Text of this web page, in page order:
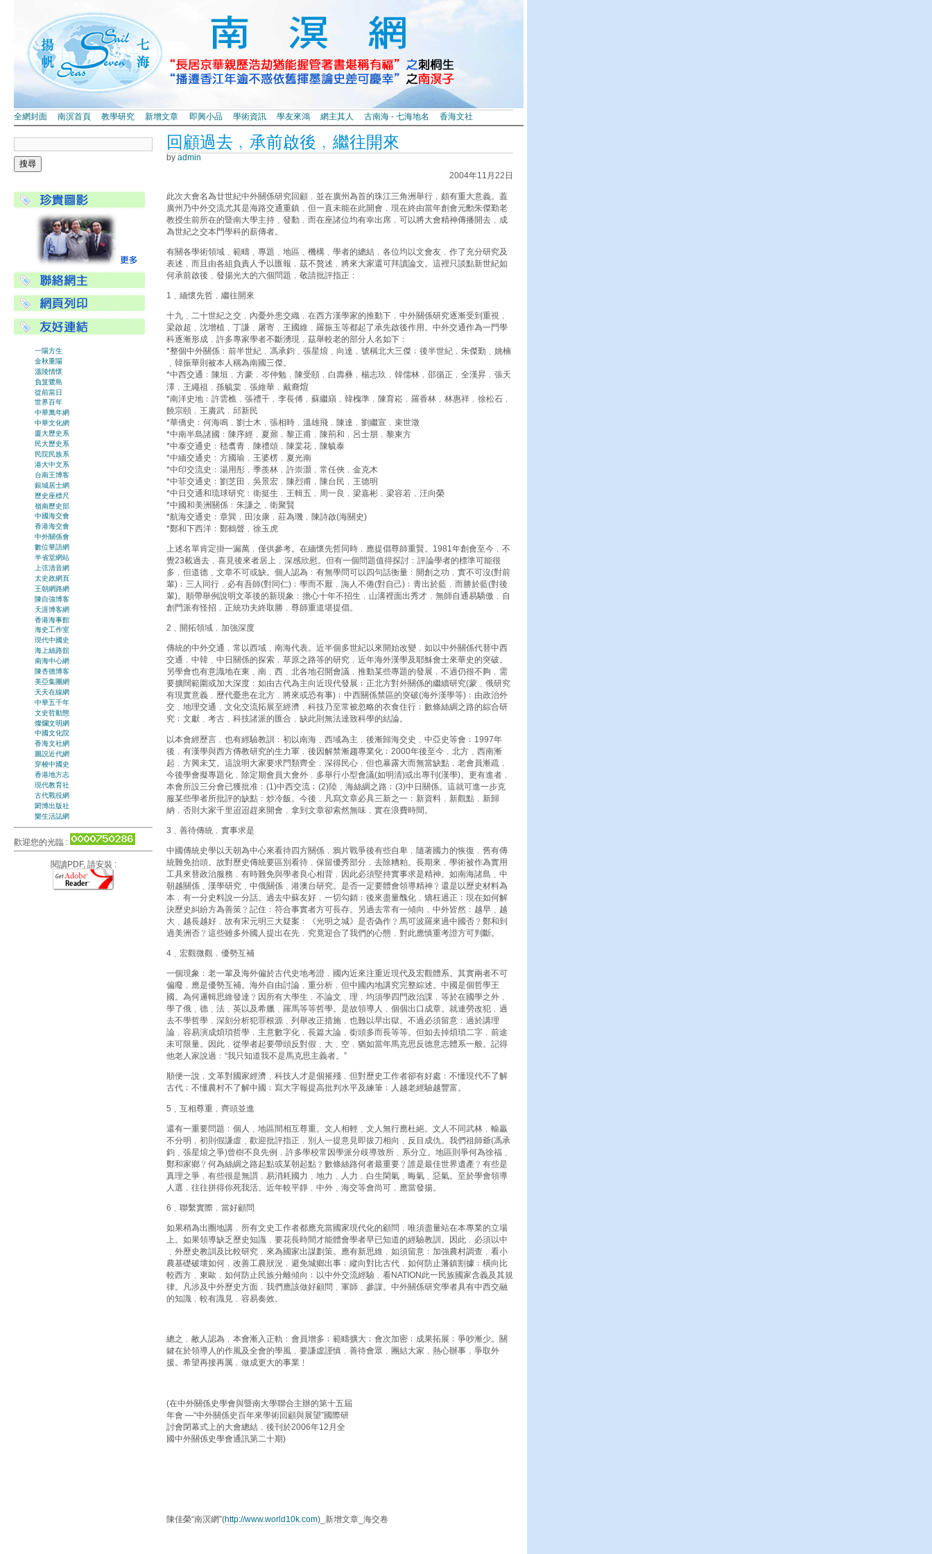
全網封面 南溟首頁 教學研究 新增文章 即興小品 學術資訊 學友來鴻 網主其人 古南海 - 七海地名 香海文社
回顧過去﹐承前啟後﹐繼往開來
by admin
2004年11月22日
此次大會名為廿世紀中外關係研究回顧﹐並在廣州為首的珠江三角洲舉行﹐頗有重大意義。蓋
廣州乃中外交流尤其是海路交通重鎮﹐但一直未能在此開會﹐現在終由當年創會元勳朱傑勤老
教授生前所在的暨南大學主持﹑發動﹐而在座諸位均有幸出席﹐可以將大會精神傳播開去﹐成
為世紀之交本門學科的薪傳者。
有關各學術領域﹑範疇﹑專題﹑地區﹑機構﹑學者的總結﹐各位均以文會友﹐作了充分研究及
表述﹐而且由各組負責人予以匯報﹐茲不贅述﹐將來大家還可拜讀論文。這裡只談點新世紀如
何承前啟後﹑發揚光大的六個問題﹐敬請批評指正﹕
1﹑緬懷先哲﹐繼往開來
十九﹑二十世紀之交﹐內憂外患交織﹐在西方漢學家的推動下﹐中外關係研究逐漸受到重視﹐
梁啟超﹑沈增植﹑丁謙﹑屠寄﹑王國維﹑羅振玉等都起了承先啟後作用。中外交通作為一門學
科逐漸形成﹐許多專家學者不斷湧現﹐茲舉較老的部分人名如下﹕
*整個中外關係﹕前半世紀﹐馮承鈞﹑張星烺﹑向達﹐號稱北大三傑﹔後半世紀﹐朱傑勤﹑姚楠
﹑韓振華則被本人稱為南國三傑。
*中西交通﹕陳垣﹐方豪﹐岑仲勉﹐陳受頤﹐白壽彝﹐楊志玖﹐韓儒林﹐邵循正﹐全漢昇﹐張天
澤﹐王繩祖﹐孫毓棠﹐張維華﹐戴裔煊
*南洋史地﹕許雲樵﹐張禮千﹐李長傅﹐蘇繼廎﹐韓槐準﹐陳育崧﹐羅香林﹐林惠祥﹐徐松石﹐
饒宗頤﹐王賡武﹐邱新民
*華僑史﹕何海鳴﹐劉士木﹐張相時﹐溫雄飛﹐陳達﹐劉繼宣﹐束世澂
*中南半島諸國﹕陳序經﹐夏鼐﹐黎正甫﹐陳荊和﹐呂士朋﹐黎東方
*中泰交通史﹕嵇翥青﹐陳禮頌﹐陳棠花﹐陳毓泰
*中緬交通史﹕方國瑜﹐王婆楞﹐夏光南
*中印交流史﹕湯用彤﹐季羨林﹐許崇灝﹐常任俠﹐金克木
*中菲交通史﹕劉芝田﹐吳景宏﹐陳烈甫﹐陳台民﹐王德明
*中日交通和琉球研究﹕衛挺生﹐王輯五﹐周一良﹐梁嘉彬﹐梁容若﹐汪向榮
*中國和美洲關係﹕朱謙之﹐衛聚賢
*航海交通史﹕章巽﹐田汝康﹐莊為璣﹐陳詩啟(海關史)
*鄭和下西洋﹕鄭鶴聲﹐徐玉虎
上述名單肯定掛一漏萬﹐僅供參考。在緬懷先哲同時﹐應提倡尊師重賢。1981年創會至今﹐不
覺23載過去﹐喜見後來者居上﹐深感欣慰。但有一個問題值得探討﹕評論學者的標準可能很
多﹐但道德﹑文章不可或缺。個人認為﹕有無學問可以四句話衡量﹕開創之功﹐實不可沒(對前
輩)﹔三人同行﹐必有吾師(對同仁)﹔學而不厭﹐誨人不倦(對自己)﹔青出於藍﹐而勝於藍(對後
輩)。順帶舉例說明文革後的新現象﹕擔心十年不招生﹐山溝裡面出秀才﹐無師自通易驕傲﹐自
創門派有怪招﹐正統功夫終取勝﹐尊師重道堪提倡。
2﹑開拓領域﹐加強深度
傳統的中外交通﹐常以西域﹑南海代表。近半個多世紀以來開始改變﹐如以中外關係代替中西
交通﹐中韓﹑中日關係的探索﹐草原之路等的研究﹐近年海外漢學及耶穌會士來華史的突破。
另學會也有意識地在東﹑南﹑西﹑北各地召開會議﹐推動某些專題的發展﹐不過仍很不夠﹐需
要擴闊範圍或加大深度﹕如由古代為主向近現代發展﹔正北方對外關係的繼續研究(蒙﹑俄研究
有現實意義﹐歷代憂患在北方﹐將來或恐有事)﹔中西關係禁區的突破(海外漢學等)﹔由政治外
交﹑地理交通﹑文化交流拓展至經濟﹑科技乃至常被忽略的衣食住行﹔數條絲綢之路的綜合研
究﹔文獻﹑考古﹑科技諸派的匯合﹐缺此則無法達致科學的結論。
以本會經歷言﹐也有經驗教訓﹕初以南海﹑西域為主﹐後漸歸海交史﹑中亞史等會﹔1997年
後﹐有漢學與西方傳教研究的生力軍﹐後因解禁漸趨專業化﹔2000年後至今﹐北方﹑西南漸
起﹐方興未艾。這說明大家要求門類齊全﹐深得民心﹐但也暴露大而無當缺點﹐老會員漸疏﹐
今後學會擬專題化﹐除定期會員大會外﹐多舉行小型會議(如明清)或出專刊(漢學)。更有進者﹐
本會所設三分會已獲批准﹕(1)中西交流﹔(2)陸﹑海絲綢之路﹔(3)中日關係。這就可進一步克
服某些學者所批評的缺點﹕炒冷飯。今後﹐凡寫文章必具三新之一﹕新資料﹐新觀點﹐新歸
納﹐否則大家千里迢迢趕來開會﹐拿到文章卻索然無味﹐實在浪費時間。
3﹑善待傳統﹐實事求是
中國傳統史學以天朝為中心來看待四方關係﹐鴉片戰爭後有些自卑﹐隨著國力的恢復﹐舊有傳
統難免抬頭。故對歷史傳統要區別看待﹐保留優秀部分﹐去除糟粕。長期來﹐學術被作為實用
工具來替政治服務﹐有時難免與學者良心相背﹐因此必須堅持實事求是精神。如南海諸島﹑中
朝越關係﹑漢學研究﹑中俄關係﹑港澳台研究。是否一定要體會領導精神﹖還是以歷史材料為
本﹐有一分史料說一分話。過去中蘇友好﹐一切勾銷﹔後來盡量醜化﹐矯枉過正﹔現在如何解
決歷史糾紛方為善策﹖記住﹕符合事實者方可長存。另過去常有一傾向﹐中外皆然﹕越早﹑越
大﹑越長越好﹐故有宋元明三大疑案﹕《光明之城》是否偽作﹖馬可波羅來過中國否﹖鄭和到
過美洲否﹖這些雖多外國人提出在先﹐究竟迎合了我們的心態﹐對此應慎重考證方可判斷。
4﹑宏觀微觀﹐優勢互補
一個現象﹕老一輩及海外偏於古代史地考證﹐國內近來注重近現代及宏觀體系。其實兩者不可
偏廢﹐應是優勢互補。海外自由討論﹐重分析﹐但中國內地講究完整綜述。中國是個哲學王
國。為何邏輯思維發達﹖因所有大學生﹐不論文﹑理﹐均須學四門政治課﹐等於在國學之外﹐
學了俄﹑德﹑法﹑英以及希臘﹑羅馬等等哲學。是故領導人﹐個個出口成章。就連勞改犯﹐過
去不學哲學﹐深刻分析犯罪根源﹑列舉改正措施﹐也難以早出獄。不過必須留意﹕過於講理
論﹐容易演成煩瑣哲學﹐主意數字化﹐長篇大論﹐銜頭多而長等等。但如去掉煩瑣二字﹐前途
未可限量。因此﹐從學者起要帶頭反對假﹑大﹑空﹐猶如當年馬克思反德意志體系一般。記得
他老人家說過﹕“我只知道我不是馬克思主義者。”
順便一說﹐文革對國家經濟﹑科技人才是個摧殘﹐但對歷史工作者卻有好處﹕不懂現代不了解
古代﹔不懂農村不了解中國﹔寫大字報提高批判水平及練筆﹔人越老經驗越豐富。
5﹑互相尊重﹐齊頭並進
還有一重要問題﹕個人﹑地區間相互尊重。文人相輕﹑文人無行應杜絕。文人不同武林﹐輸贏
不分明﹐初則假謙虛﹑歡迎批評指正﹐別人一提意見即拔刀相向﹑反目成仇。我們祖師爺(馮承
鈞﹑張星烺之爭)曾樹不良先例﹐許多學校常因學派分歧導致所﹑系分立。地區則爭何為徐福﹑
鄭和家鄉﹖何為絲綢之路起點或某朝起點﹖數條絲路何者最重要﹖誰是最佳世界遺產﹖有些是
真理之爭﹐有些很是無謂﹐易消耗國力﹑地力﹑人力﹐白生閑氣﹑晦氣﹑惡氣。至於學會領導
人選﹐往往拼得你死我活。近年較平靜﹐中外﹑海交等會尚可﹐應當發揚。
6﹑聯繫實際﹐當好顧問
如果稍為出圈地講﹐所有文史工作者都應充當國家現代化的顧問﹐唯須盡量站在本專業的立場
上。如果領導缺乏歷史知識﹐要花長時間才能體會學者早已知道的經驗教訓。因此﹐必須以中
﹑外歷史教訓及比較研究﹐來為國家出謀劃策。應有新思維﹐如須留意﹕加強農村調查﹐看小
農基礎破壞如何﹐改善工農狀況﹐避免城鄉出事﹔縱向對比古代﹐如何防止藩鎮割據﹔橫向比
較西方﹑東歐﹐如何防止民族分離傾向﹔以中外交流經驗﹐看NATION此一民族國家含義及其規
律。凡涉及中外歷史方面﹐我們應該做好顧問﹑軍師﹑參謀。中外關係研究學者具有中西交融
的知識﹐較有識見﹐容易奏效。
總之﹐敝人認為﹐本會漸入正軌﹕會員增多﹔範疇擴大﹔會次加密﹔成果拓展﹔爭吵漸少。關
鍵在於領導人的作風及全會的學風﹐要謙虛謹慎﹐善待會眾﹐團結大家﹐熱心辦事﹐爭取外
援。希望再接再厲﹐做成更大的事業﹗
(在中外關係史學會與暨南大學聯合主辦的第十五屆
年會 —“中外關係史百年來學術回顧與展望”國際研
討會閉幕式上的大會總結﹐後刊於2006年12月全
國中外關係史學會通訊第二十期)
陳佳榮“南溟網”(http://www.world10k.com)_新增文章_海交卷
一陽方生
金秋重陽
溫陵情懷
負笈鷺島
從前當日
世界百年
中華萬年網
中華文化網
廈大歷史系
民大歷史系
民院民族系
港大中文系
台南王博客
銀城居士網
歷史座標尺
嶺南歷史部
中國海交會
香港海交會
中外關係會
數位華語網
半省堂網站
上弦清音網
太史政網頁
王朝網路網
陳自強博客
天涯博客網
香港海事館
海史工作室
現代中國史
海上絲路舘
南海中心網
陳杏德博客
美亞集團網
天天在線網
中華五千年
文史哲動態
燦爛文明網
中國文化院
香海文社網
圖説近代網
穿梭中國史
香港地方志
現代教育社
古代戰役網
閎博出版社
樂生活誌網
歡迎您的光臨 :
閱讀PDF, 請安裝 :